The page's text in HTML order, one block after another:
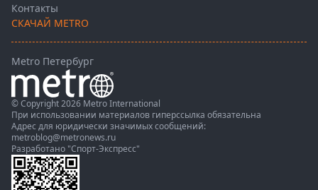
Контакты
СКАЧАЙ METRO
Metro Петербург
© Copyright 2026 Metro International
При использовании материалов гиперссылка обязательна
Адрес для юридически значимых сообщений:
metroblog@metronews.ru
Разработано "Спорт-Экспресс"